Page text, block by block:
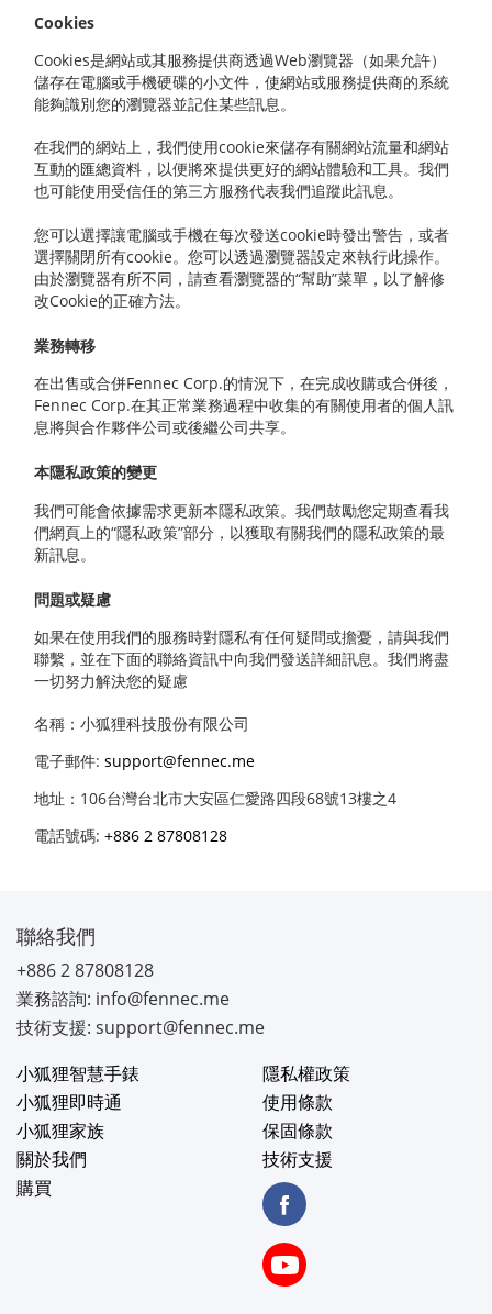
Cookies
Cookies是網站或其服務提供商透過Web瀏覽器（如果允許）
儲存在電腦或手機硬碟的小文件，使網站或服務提供商的系統
能夠識別您的瀏覽器並記住某些訊息。
在我們的網站上，我們使用cookie來儲存有關網站流量和網站
互動的匯總資料，以便將來提供更好的網站體驗和工具。我們
也可能使用受信任的第三方服務代表我們追蹤此訊息。
您可以選擇讓電腦或手機在每次發送cookie時發出警告，或者
選擇關閉所有cookie。您可以透過瀏覽器設定來執行此操作。
由於瀏覽器有所不同，請查看瀏覽器的“幫助”菜單，以了解修
改Cookie的正確方法。
業務轉移
在出售或合併Fennec Corp.的情況下，在完成收購或合併後，
Fennec Corp.在其正常業務過程中收集的有關使用者的個人訊
息將與合作夥伴公司或後繼公司共享。
本隱私政策的變更
我們可能會依據需求更新本隱私政策。我們鼓勵您定期查看我
們網頁上的“隱私政策”部分，以獲取有關我們的隱私政策的最
新訊息。
問題或疑慮
如果在使用我們的服務時對隱私有任何疑問或擔憂，請與我們
聯繫，並在下面的聯絡資訊中向我們發送詳細訊息。我們將盡
一切努力解決您的疑慮
名稱：小狐狸科技股份有限公司
電子郵件: support@fennec.me
地址：106台灣台北市大安區仁愛路四段68號13樓之4
電話號碼: +886 2 87808128
聯絡我們
+886 2 87808128
業務諮詢: info@fennec.me
技術支援: support@fennec.me
小狐狸智慧手錶
小狐狸即時通
小狐狸家族
關於我們
購買
隱私權政策
使用條款
保固條款
技術支援